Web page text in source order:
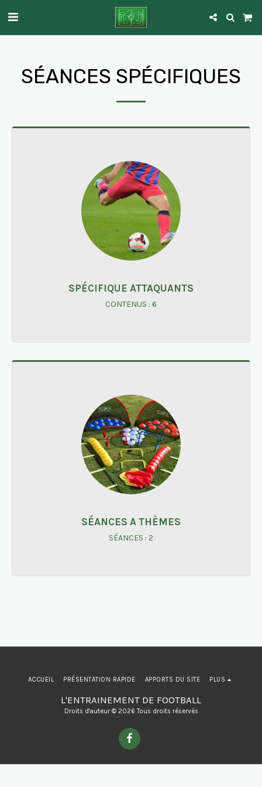
SÉANCES SPÉCIFIQUES
SPÉCIFIQUE ATTAQUANTS
CONTENUS : 6
SÉANCES A THÈMES
SÉANCES : 2
L'ENTRAINEMENT DE FOOTBALL
Droits d'auteur © 2026 Tous droits réservés
ACCUEIL PRÉSENTATION RAPIDE APPORTS DU SITE PLUS